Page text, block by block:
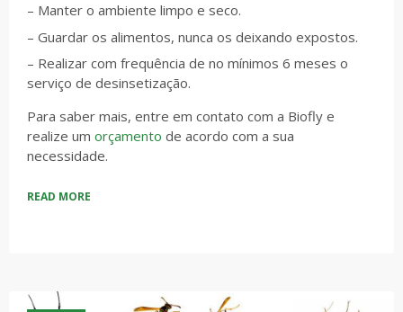
– Manter o ambiente limpo e seco.
– Guardar os alimentos, nunca os deixando expostos.
– Realizar com frequência de no mínimos 6 meses o
serviço de desinsetização.
Para saber mais, entre em contato com a Biofly e
realize um orçamento de acordo com a sua
necessidade.
READ MORE